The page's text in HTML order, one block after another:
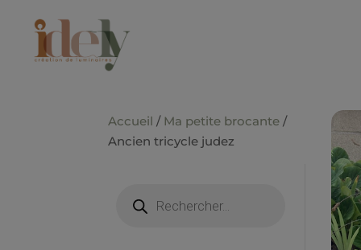
Accueil / Ma petite brocante /
Ancien tricycle judez
produits